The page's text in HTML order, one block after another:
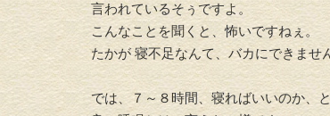
言われているそぅですよ。
こんなことを聞くと、怖いですねぇ。
たかが 寝不足なんて、バカにできませ
では、７～８時間、寝ればいいのか、